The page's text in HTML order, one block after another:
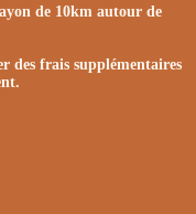
de 10km autour de
des frais supplémentaires